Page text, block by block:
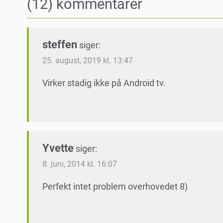
(12) kommentarer
steffen siger:
25. august, 2019 kl. 13:47
Virker stadig ikke på Android tv.
Yvette siger:
8. juni, 2014 kl. 16:07
Perfekt intet problem overhovedet 8)